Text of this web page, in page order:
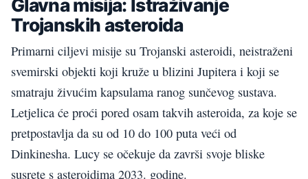
Glavna misija: Istraživanje
Trojanskih asteroida
Primarni ciljevi misije su Trojanski asteroidi, neistraženi
svemirski objekti koji kruže u blizini Jupitera i koji se
smatraju živućim kapsulama ranog sunčevog sustava.
Letjelica će proći pored osam takvih asteroida, za koje se
pretpostavlja da su od 10 do 100 puta veći od
Dinkinesha. Lucy se očekuje da završi svoje bliske
susrete s asteroidima 2033. godine.